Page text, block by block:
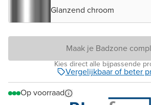
Glanzend chroom
Maak je Badzone
Kies direct alle bijpassende
Vergelijkbaar of beter
Op voorraad